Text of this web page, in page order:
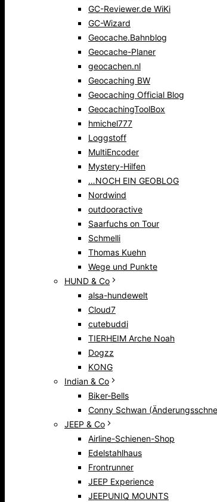
GC-Reviewer.de WiKi
GC-Wizard
Geocache.Bahnblog
Geocache-Planer
geocachen.nl
Geocaching BW
Geocaching Official Blog
GeocachingToolBox
hmichel777
Loggstoff
MultiEncoder
Mystery-Hilfen
…NOCH EIN GEOBLOG
Nordwind
outdooractive
Saarfuchs on Tour
Schmelli
Thomas Kuehn
Wege und Punkte
HUND & Co
alsa-hundewelt
Cloud7
cutebuddi
TIERHEIM Arche Noah
Dogzz
KONG
Indian & Co
Biker-Bells
Conny Schwan
JEEP & Co
Airline-Schienen-Shop
Edelstahlhaus
Frontrunner
JEEP Experience
JEEPUNIQ MOUNTS